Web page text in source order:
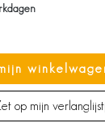
op mijn